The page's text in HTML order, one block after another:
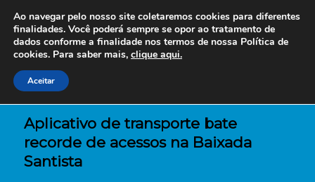
Aplicativo de transporte bate
recorde de acessos na Baixada
Santista
Ao navegar pelo nosso site coletaremos cookies para diferentes
finalidades. Você poderá sempre se opor ao tratamento de
dados conforme a finalidade nos termos de nossa Política de
cookies. Para saber mais, clique aqui.
Aceitar